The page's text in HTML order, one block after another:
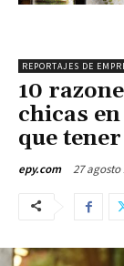
REPORTAJES DE
10
chicas
que
epy.com 27 agosto